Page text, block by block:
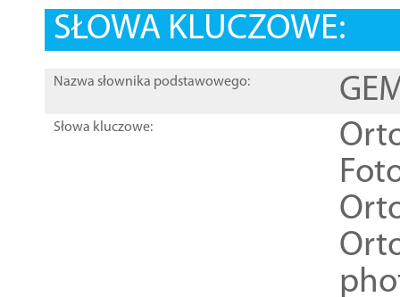
SŁOWA KLUCZOWE:
Nazwa słownika podstawowego:
Słowa kluczowe: